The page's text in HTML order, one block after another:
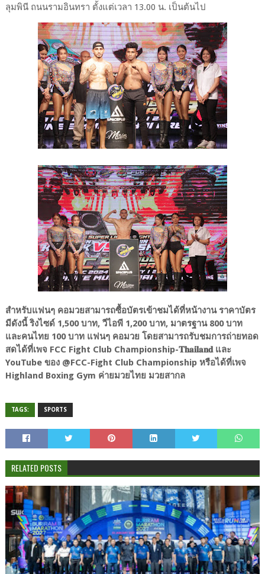
ลุมพินี ถนนรามอินทรา ตั้งแต่เวลา 13.00 น. เป็นต้นไป
สำหรับแฟนๆ คอมวยสามารถซื้อบัตรเข้าชมได้ที่หน้างาน ราคาบัตร
มีดังนี้ ริงไซด์ 1,500 บาท, วีไอพี 1,200 บาท, มาตรฐาน 800 บาท
และคนไทย 100 บาท แฟนๆ คอมวย โดยสามารถรับชมการถ่ายทอด
สดได้ที่เพจ FCC Fight Club Championship-𝐓𝐡𝐚𝐢𝐥𝐚𝐧𝐝 และ
YouTube ของ @FCC-Fight Club Championship หรือได้ที่เพจ
Highland Boxing Gym ค่ายมวยไทย มวยสากล
TAGS: SPORTS
RELATED POSTS